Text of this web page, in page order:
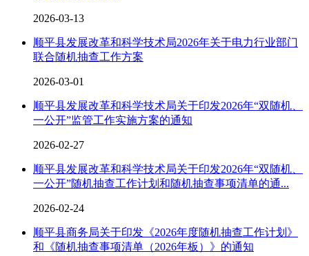
2026-03-13
顺平县发展改革和科学技术局2026年关于电力行业部门
联合随机抽查工作方案
2026-03-01
顺平县发展改革和科学技术局关于印发2026年“双随机、
一公开”监管工作实施方案的通知
2026-02-27
顺平县发展改革和科学技术局关于印发2026年“双随机、
一公开”随机抽查工作计划和随机抽查事项清单的通...
2026-02-24
顺平县商务局关于印发《2026年度随机抽查工作计划》
和《随机抽查事项清单（2026年板）》的通知